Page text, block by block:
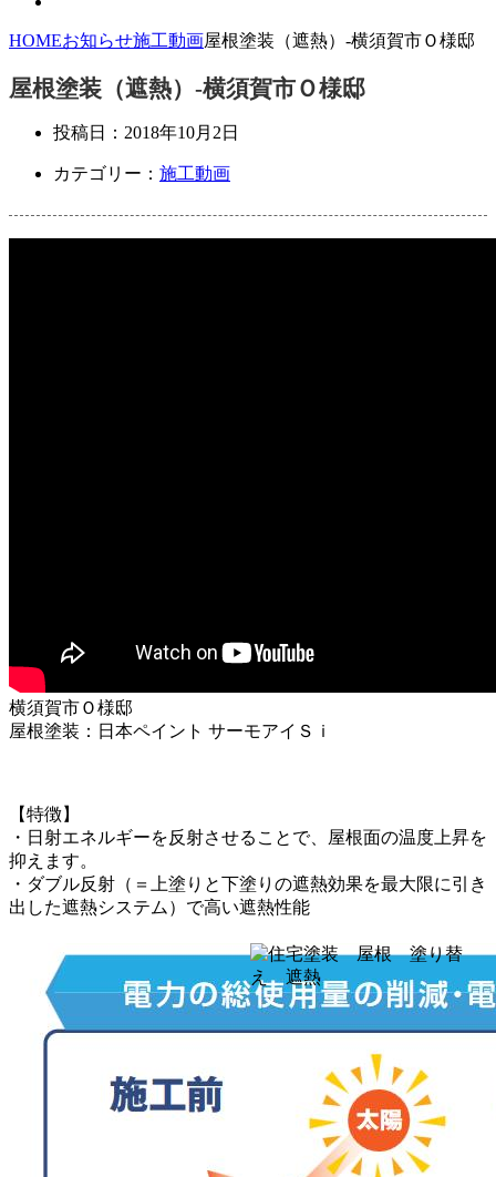
HOMEお知らせ施工動画屋根塗装（遮熱）-横須賀市Ｏ様邸
屋根塗装（遮熱）-横須賀市Ｏ様邸
投稿日： 2018年10月2日
カテゴリー： 施工動画
横須賀市Ｏ様邸
屋根塗装：日本ペイント サーモアイＳｉ
【特徴】
・日射エネルギーを反射させることで、屋根面の温度上昇を
抑えます。
・ダブル反射（＝上塗りと下塗りの遮熱効果を最大限に引き
出した遮熱システム）で高い遮熱性能